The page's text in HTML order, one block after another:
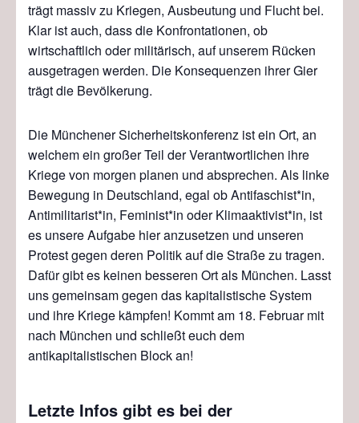
trägt massiv zu Kriegen, Ausbeutung und Flucht bei.
Klar ist auch, dass die Konfrontationen, ob
wirtschaftlich oder militärisch, auf unserem Rücken
ausgetragen werden. Die Konsequenzen ihrer Gier
trägt die Bevölkerung.
Die Münchener Sicherheitskonferenz ist ein Ort, an
welchem ein großer Teil der Verantwortlichen ihre
Kriege von morgen planen und absprechen. Als linke
Bewegung in Deutschland, egal ob Antifaschist*in,
Antimilitarist*in, Feminist*in oder Klimaaktivist*in, ist
es unsere Aufgabe hier anzusetzen und unseren
Protest gegen deren Politik auf die Straße zu tragen.
Dafür gibt es keinen besseren Ort als München. Lasst
uns gemeinsam gegen das kapitalistische System
und ihre Kriege kämpfen! Kommt am 18. Februar mit
nach München und schließt euch dem
antikapitalistischen Block an!
Letzte Infos gibt es bei der